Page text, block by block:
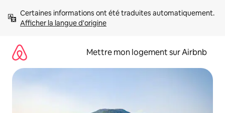
directement
Afficher la langue d'origine
Mettre mon logement sur Airbnb